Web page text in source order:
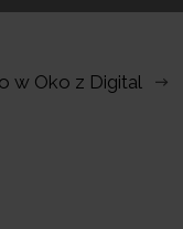
w Oko z Digital